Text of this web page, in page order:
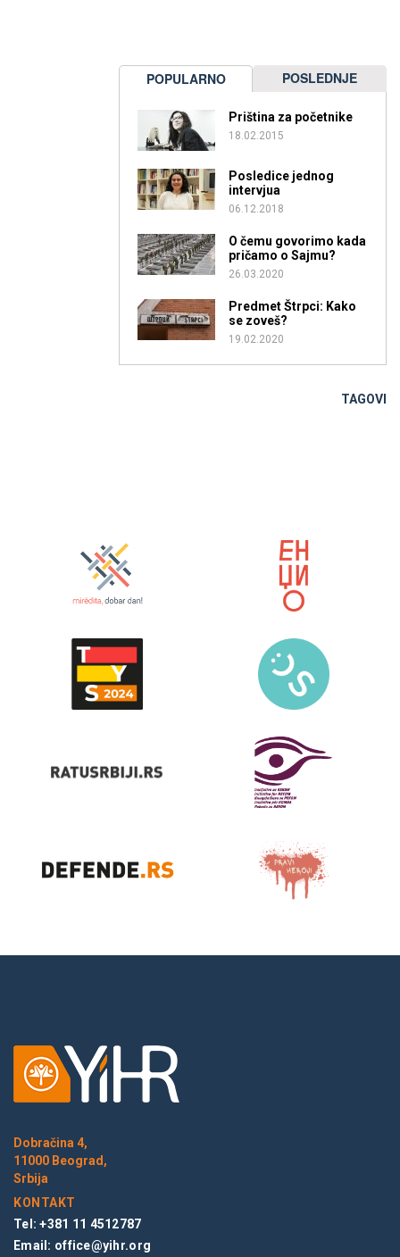
POPULARNO POSLEDNJE
Priština za početnike
18.02.2015
Posledice jednog
intervjua
06.12.2018
O čemu govorimo kada
pričamo o Sajmu?
26.03.2020
Predmet Štrpci: Kako
se zoveš?
19.02.2020
TAGOVI
Dobračina 4,
11000 Beograd,
Srbija
KONTAKT
Tel: +381 11 4512787
Email: office@yihr.org